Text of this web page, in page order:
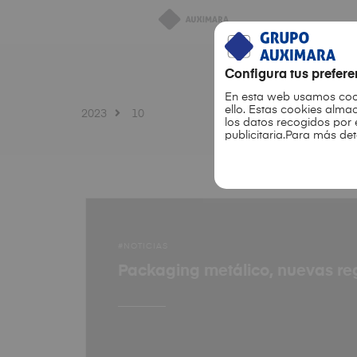
Configura tus
En esta web usamos
ello. Estas cookies
los datos recogidos por
publicitaria.Para más
2023 10